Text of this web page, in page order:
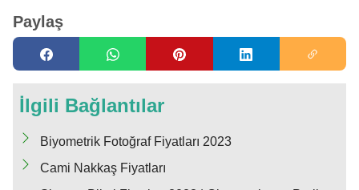
Paylaş
İlgili Bağlantılar
Biyometrik Fotoğraf Fiyatları 2023
Cami Nakkaş Fiyatları